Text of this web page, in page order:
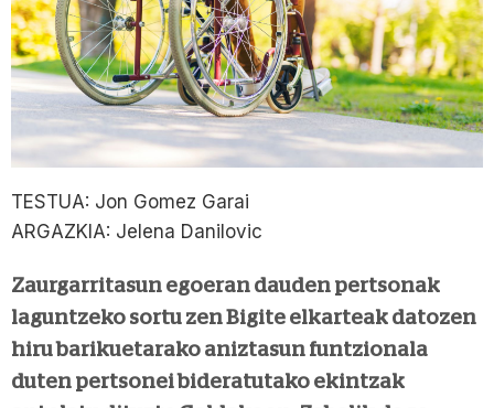
TESTUA: Jon Gomez Garai
ARGAZKIA: Jelena Danilovic
Zaurgarritasun egoeran dauden pertsonak
laguntzeko sortu zen Bigite elkarteak datozen
hiru barikuetarako aniztasun funtzionala
duten pertsonei bideratutako ekintzak